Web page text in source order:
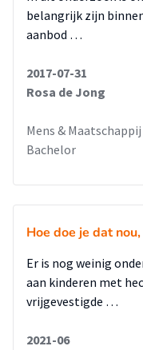
belangrijk zijn
aanbod …
2017-07-31
Rosa de Jong
Mens & Maatschappij
Bachelor
Hoe doe je dat
Er is nog weinig
aan kinderen met
vrijgevestigde …
2021-06